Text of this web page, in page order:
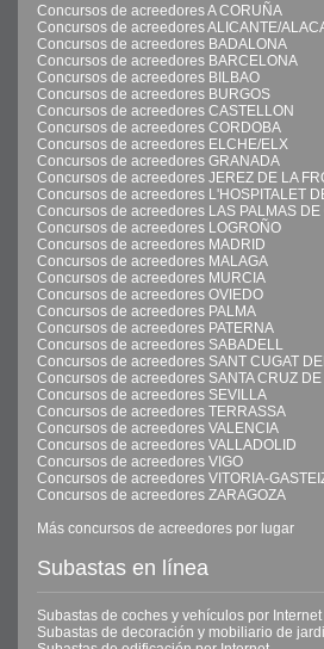
Concursos de acreedores A CORUÑA
Concursos de acreedores ALICANTE/
Concursos de acreedores BADALONA
Concursos de acreedores BARCELONA
Concursos de acreedores BILBAO
Concursos de acreedores BURGOS
Concursos de acreedores CASTELLON
Concursos de acreedores CORDOBA
Concursos de acreedores ELCHE/ELX
Concursos de acreedores GRANADA
Concursos de acreedores JEREZ DE LA
Concursos de acreedores L'HOSPITALET
Concursos de acreedores LAS PALMAS
Concursos de acreedores LOGROÑO
Concursos de acreedores MADRID
Concursos de acreedores MALAGA
Concursos de acreedores MURCIA
Concursos de acreedores OVIEDO
Concursos de acreedores PALMA
Concursos de acreedores PATERNA
Concursos de acreedores SABADELL
Concursos de acreedores SANT CUGAT
Concursos de acreedores SANTA CRUZ
Concursos de acreedores SEVILLA
Concursos de acreedores TERRASSA
Concursos de acreedores VALENCIA
Concursos de acreedores VALLADOLID
Concursos de acreedores VIGO
Concursos de acreedores VITORIA-
Concursos de acreedores ZARAGOZA
Más concursos de acreedores por lugar
Subastas en línea
Subastas de coches y vehículos por Internet
Subastas de decoración y mobiliario de